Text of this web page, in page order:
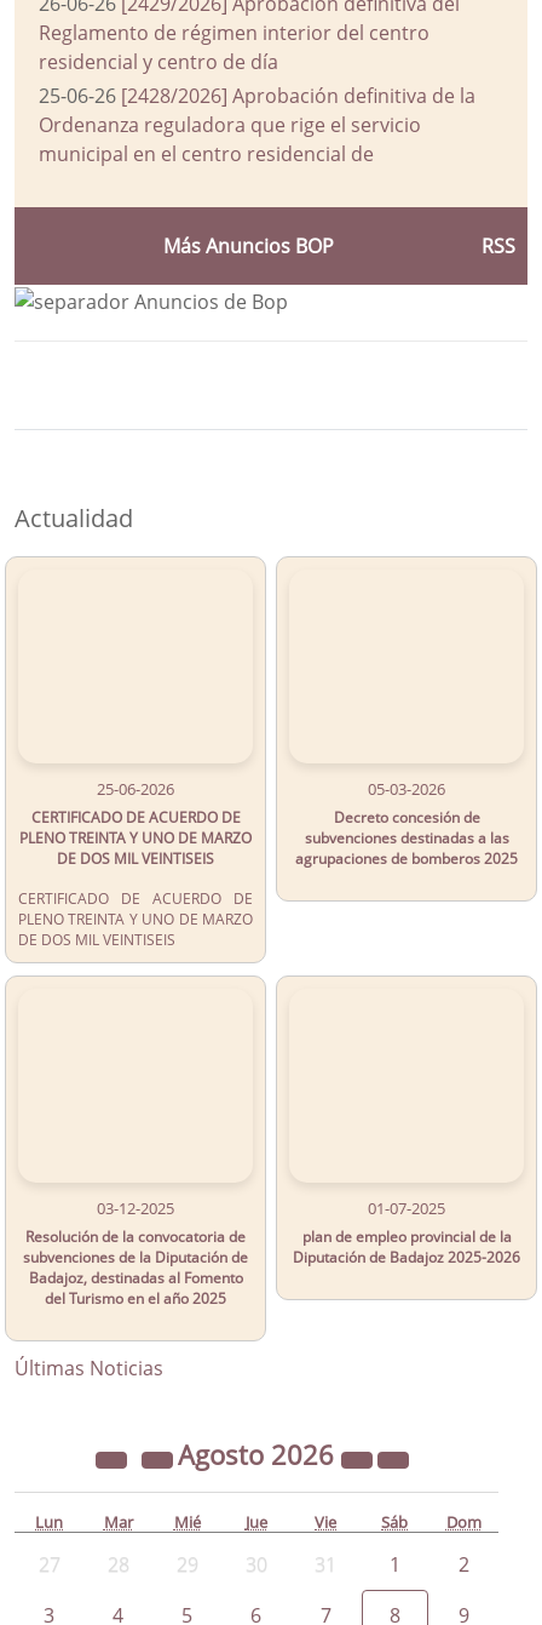
Reglamento de régimen interior del centro
residencial y centro de día
25-06-26 [2428/2026] Aprobación definitiva de la
Ordenanza reguladora que rige el servicio
municipal en el centro residencial de
Más Anuncios BOP RSS
Actualidad
25-06-2026
CERTIFICADO DE ACUERDO DE
PLENO TREINTA Y UNO DE MARZO
DE DOS MIL VEINTISEIS
CERTIFICADO DE ACUERDO DE
PLENO TREINTA Y UNO DE MARZO
DE DOS MIL VEINTISEIS
05-03-2026
Decreto concesión de
subvenciones destinadas a las
agrupaciones de bomberos 2025
03-12-2025
Resolución de la convocatoria de
subvenciones de la Diputación de
Badajoz, destinadas al Fomento
del Turismo en el año 2025
01-07-2025
plan de empleo provincial de la
Diputación de Badajoz 2025-2026
Últimas Noticias
Agosto 2026
Lun Mar Mié Jue Vie Sáb Dom
27 28 29 30 31 1
2
3
4 5 6 7 8 9